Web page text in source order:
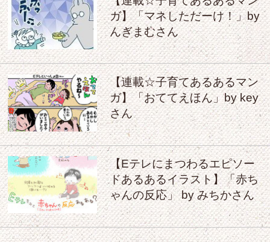
ガ】「マネしただーけ！」by
んぎまむさん
【連載☆子育てあるあるマン
ガ】「おててえほん」by key
さん
【Eテレにまつわるエピソー
ドあるあるイラスト】「赤ち
ゃんの反応」 by みちかさん